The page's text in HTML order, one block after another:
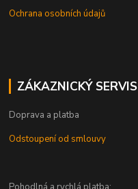
Ochrana osobních údajů
ZÁKAZNICKÝ SERVIS
Doprava a platba
Odstoupení od smlouvy